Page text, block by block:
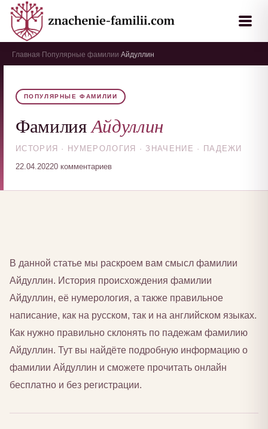
Главная Популярные фамилии Айдуллин
ПОПУЛЯРНЫЕ ФАМИЛИИ
ФамилияАйдуллин
ИСТОРИЯ · НУМЕРОЛОГИЯ · ЗНАЧЕНИЕ · ПАДЕЖИ
22.04.20220 комментариев
В данной статье мы раскроем вам смысл фамилии
Айдуллин. История происхождения фамилии
Айдуллин, её нумерология, а также правильное
написание, как на русском, так и на английском языках.
Как нужно правильно склонять по падежам фамилию
Айдуллин. Тут вы найдёте подробную информацию о
фамилии Айдуллин и сможете прочитать онлайн
бесплатно и без регистрации.